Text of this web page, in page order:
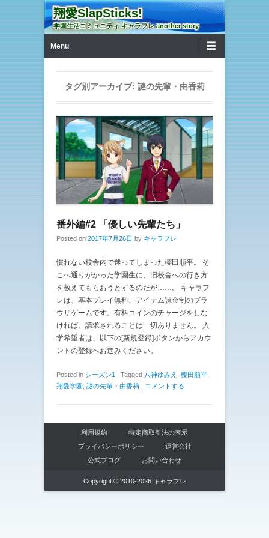
翔愛SlapSticks!
学園生活コミュニティ キャラフレ another story
Menu
タグ別アーカイブ: 謎の先輩・由香莉
番外編#2 「優しい先輩たち」
Posted on 2017年7月26日 by キャラフレ
慣れない校舎内で迷ってしまった櫻田順平。 そ
こへ通りがかった学園生に、旧校舎への行き方
を教えてもらおうとするのだが……。 キャラフ
レは、基本プレイ無料、アイテム課金制のブラ
ウザゲームです。有料コインのチャージをしな
ければ、請求されることは一切ありません。 入
学希望者は、以下の[新規登録]ボタンからアカウ
ントの登録へお進みください。
Posted in シーズン1 | Tagged 八神ゆみえ 櫻田順平
翔愛学園 謎の先輩・由香莉 | コメントする
利用規約
特定商取引法の表示
プライバシーポリシー
運営会社
公式ブログ
お問い合わせ
Copyright © 2010-2026 キャラフレ